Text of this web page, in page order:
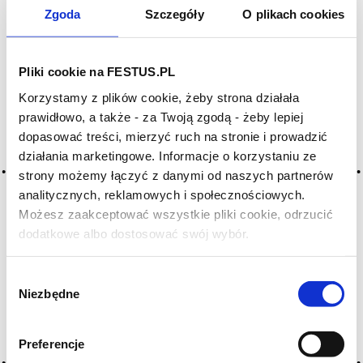
Zgoda Szczegóły O plikach cookies
Pliki cookie na FESTUS.PL
Korzystamy z plików cookie, żeby strona działała
prawidłowo, a także - za Twoją zgodą - żeby lepiej
dopasować treści, mierzyć ruch na stronie i prowadzić
działania marketingowe. Informacje o korzystaniu ze
strony możemy łączyć z danymi od naszych partnerów
analitycznych, reklamowych i społecznościowych.
Możesz zaakceptować wszystkie pliki cookie, odrzucić
dodatkowe albo dostosować swój wybór.
zgody
Niezbędne
Preferencje
Czy masz ukończone 18 lat?